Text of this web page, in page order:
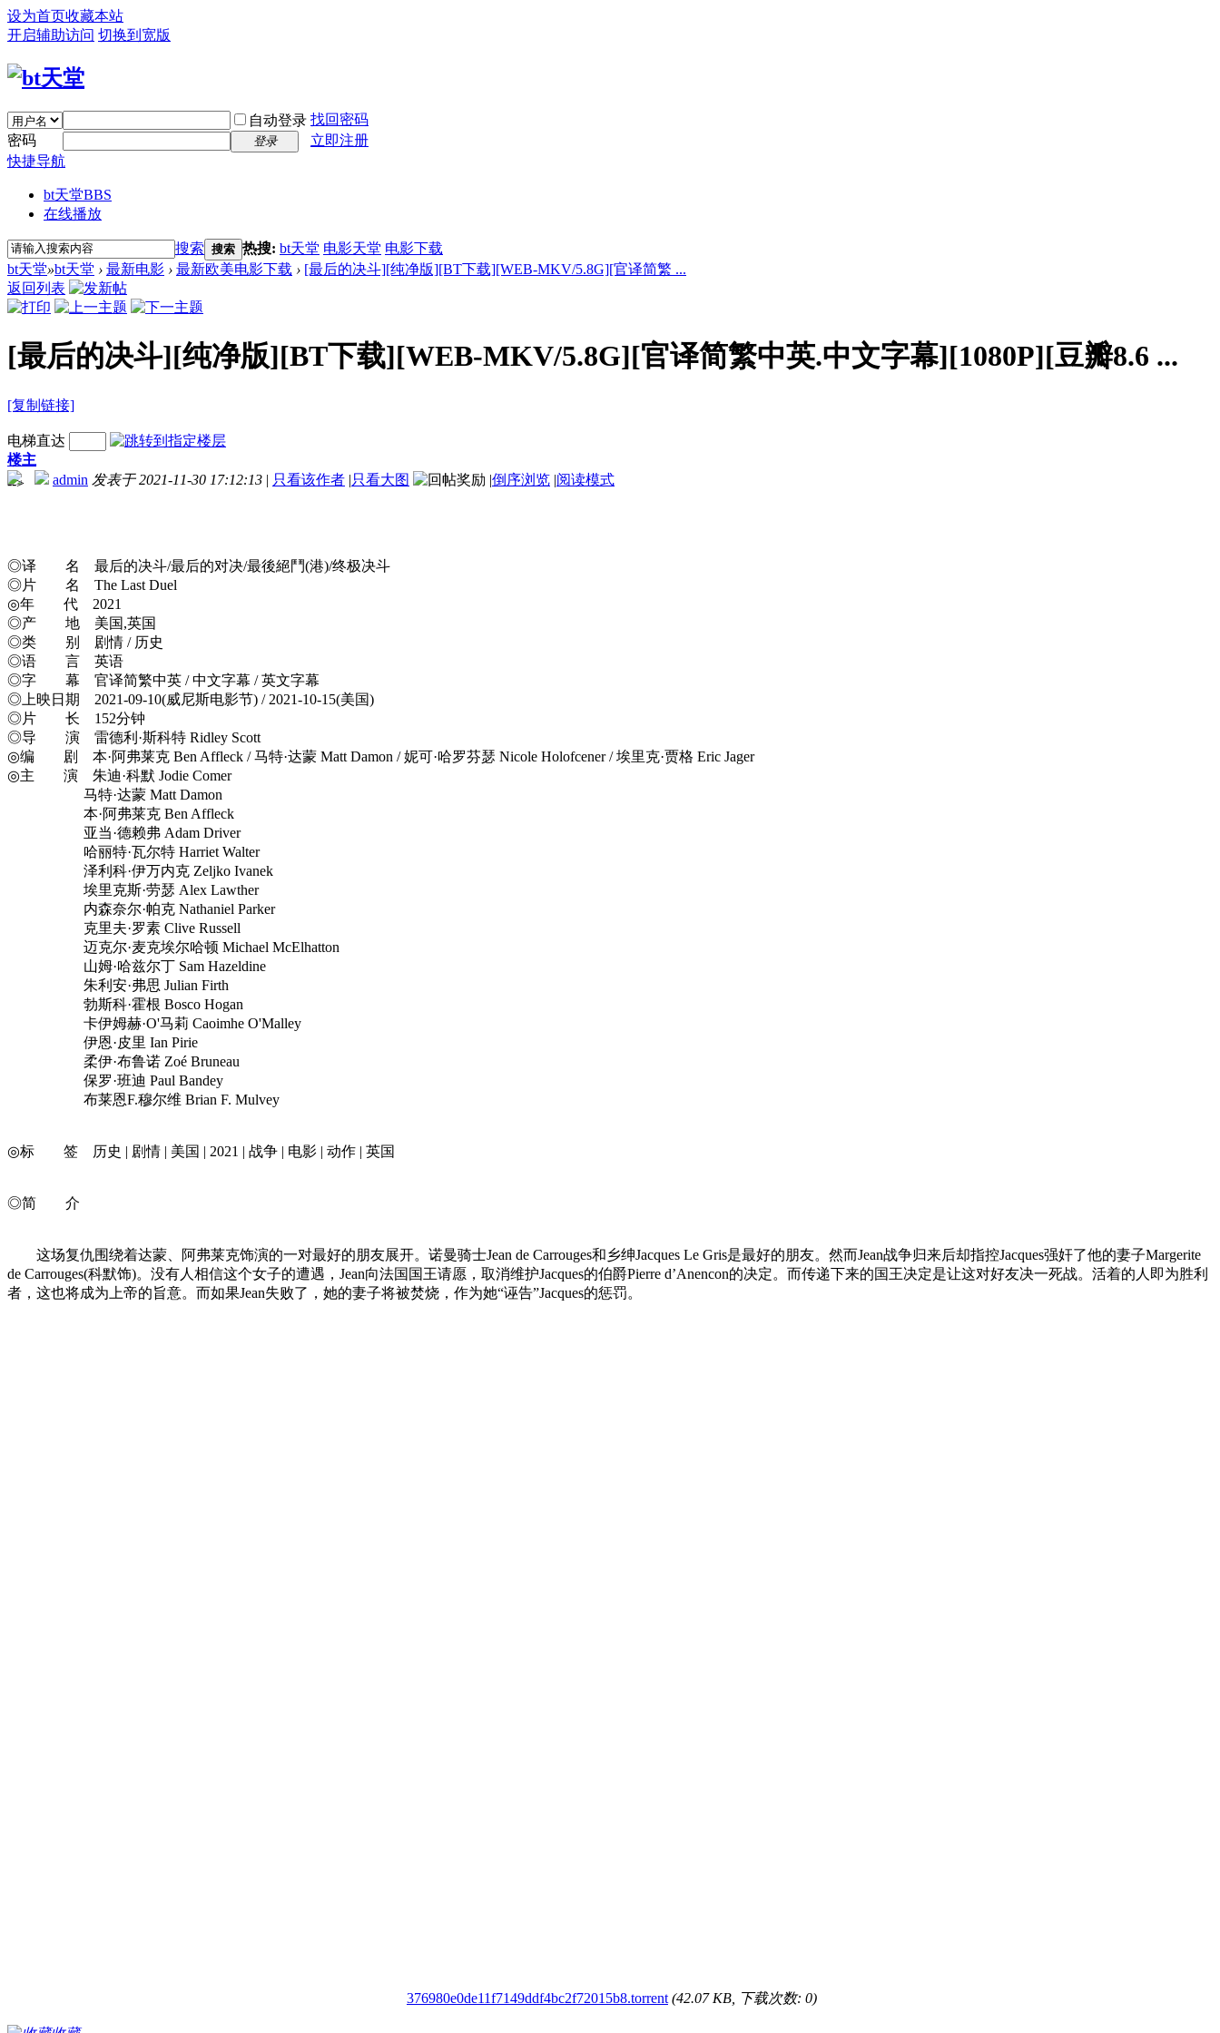
设为首页收藏本站
开启辅助访问 切换到宽版
自动登录 找回密码
密码
登录
立即注册
快捷导航
bt天堂BBS
在线播放
搜索 搜索 热搜: bt天堂 电影天堂 电影下载
bt天堂»bt天堂 › 最新电影 › 最新欧美电影下载 › [最后的决斗][纯净版][BT下载][WEB-MKV/5.8G][官译简繁 ...
返回列表
[最后的决斗][纯净版][BT下载][WEB-MKV/5.8G][官译简繁中英.中文字幕][1080P][豆瓣8.6 ...
[复制链接]
电梯直达
楼主
admin 发表于 2021-11-30 17:12:13 | 只看该作者 |只看大图 |倒序浏览 |阅读模式
-->
◎译 名 最后的决斗/最后的对决/最後絕鬥(港)/终极决斗
◎片 名 The Last Duel
◎年 代 2021
◎产 地 美国,英国
◎类 别 剧情 / 历史
◎语 言 英语
◎字 幕 官译简繁中英 / 中文字幕 / 英文字幕
◎上映日期 2021-09-10(威尼斯电影节) / 2021-10-15(美国)
◎片 长 152分钟
◎导 演 雷德利·斯科特 Ridley Scott
◎编 剧 本·阿弗莱克 Ben Affleck / 马特·达蒙 Matt Damon / 妮可·哈罗芬瑟 Nicole Holofcener / 埃里克·贾格 Eric Jager
◎主 演 朱迪·科默 Jodie Comer
马特·达蒙 Matt Damon
本·阿弗莱克 Ben Affleck
亚当·德赖弗 Adam Driver
哈丽特·瓦尔特 Harriet Walter
泽利科·伊万内克 Zeljko Ivanek
埃里克斯·劳瑟 Alex Lawther
内森奈尔·帕克 Nathaniel Parker
克里夫·罗素 Clive Russell
迈克尔·麦克埃尔哈顿 Michael McElhatton
山姆·哈兹尔丁 Sam Hazeldine
朱利安·弗思 Julian Firth
勃斯科·霍根 Bosco Hogan
卡伊姆赫·O'马莉 Caoimhe O'Malley
伊恩·皮里 Ian Pirie
柔伊·布鲁诺 Zoé Bruneau
保罗·班迪 Paul Bandey
布莱恩F.穆尔维 Brian F. Mulvey
◎标 签 历史 | 剧情 | 美国 | 2021 | 战争 | 电影 | 动作 | 英国
◎简 介
这场复仇围绕着达蒙、阿弗莱克饰演的一对最好的朋友展开。诺曼骑士Jean de Carrouges和乡绅Jacques Le Gris是最好的朋友。然而Jean战争归来后却指控Jacques强奸了他的妻子Margerite
de Carrouges(科默饰)。没有人相信这个女子的遭遇，Jean向法国国王请愿，取消维护Jacques的伯爵Pierre d’Anencon的决定。而传递下来的国王决定是让这对好友决一死战。活着的人即为胜利
者，这也将成为上帝的旨意。而如果Jean失败了，她的妻子将被焚烧，作为她“诬告”Jacques的惩罚。
376980e0de11f7149ddf4bc2f72015b8.torrent (42.07 KB, 下载次数: 0)